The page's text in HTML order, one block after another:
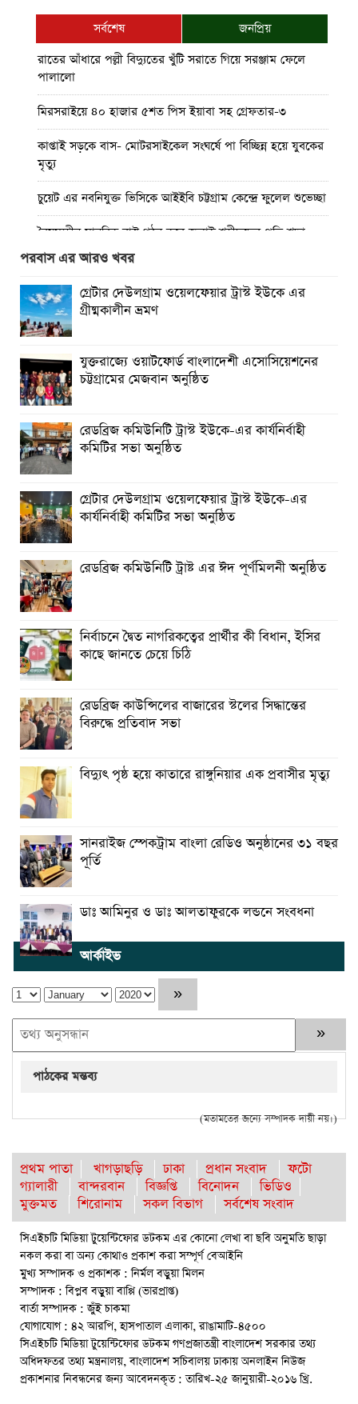
সর্বশেষ
জনপ্রিয়
রাতের আঁধারে পল্লী বিদ্যুতের খুঁটি সরাতে গিয়ে সরঞ্জাম ফেলে
পালালো
মিরসরাইয়ে ৪০ হাজার ৫শত পিস ইয়াবা সহ গ্রেফতার-৩
কাপ্তাই সড়কে বাস- মোটরসাইকেল সংঘর্ষে পা বিচ্ছিন্ন হয়ে যুবকের
মৃত্যু
চুয়েট এর নবনিযুক্ত ভিসিকে আইইবি চট্টগ্রাম কেন্দ্রে ফুলেল শুভেচ্ছা
বৈষম্যহীন মানবিক রাষ্ট্র গঠন করে জুলাই শহীদদের প্রতি শ্রদ্ধা
জানাতে হবে : জননেতা সাইফুল হক
তিন দিন পর ব্রহ্মপুত্র নদে নিখোঁজ সাইফুলের মরদেহ গফরগাঁও
থেকে উদ্ধার
ব্রহ্মপুত্র নদে নিখোঁজ কৃষকের সন্ধান মেলেনি
রাঙ্গুনিয়ায় জুলাই গণঅভ্যুত্থান দিবস পালিত
পার্বতীপুরে জুলাই গণঅভ্যুত্থান দিবস পালন
আত্রাইয়ে যথাযোগ্য মর্যাদায় ‘জুলাই গণঅভ্যুত্থান দিবস’ পালিত
পরবাস এর আরও খবর
গ্রেটার দেউলগ্রাম ওয়েলফেয়ার ট্রাস্ট ইউকে এর
গ্রীষ্মকালীন ভ্রমণ
যুক্তরাজ্যে ওয়াটফোর্ড বাংলাদেশী এসোসিয়েশনের
চট্টগ্রামের মেজবান অনুষ্ঠিত
রেডব্রিজ কমিউনিটি ট্রাস্ট ইউকে-এর কার্যনির্বাহী
কমিটির সভা অনুষ্ঠিত
গ্রেটার দেউলগ্রাম ওয়েলফেয়ার ট্রাস্ট ইউকে-এর
কার্যনির্বাহী কমিটির সভা অনুষ্ঠিত
রেডব্রিজ কমিউনিটি ট্রাষ্ট এর ঈদ পূর্ণমিলনী অনুষ্ঠিত
নির্বাচনে দ্বৈত নাগরিকত্বের প্রার্থীর কী বিধান, ইসির
কাছে জানতে চেয়ে চিঠি
রেডব্রিজ কাউন্সিলের বাজারের স্টলের সিদ্ধান্তের
বিরুদ্ধে প্রতিবাদ সভা
বিদ্যুৎ পৃষ্ঠ হয়ে কাতারে রাঙ্গুনিয়ার এক প্রবাসীর মৃত্যু
সানরাইজ স্পেকট্রাম বাংলা রেডিও অনুষ্ঠানের ৩১ বছর
পূর্তি
ডাঃ আমিনুর ও ডাঃ আলতাফুরকে লন্ডনে সংবধনা
আর্কাইভ
পাঠকের মন্তব্য
(মতামতের জন্যে সম্পাদক দায়ী নয়।)
প্রথম পাতা খাগড়াছড়ি ঢাকা প্রধান সংবাদ
ফটো
গ্যালারী
বান্দরবান বিজ্ঞপ্তি বিনোদন
ভিডিও
মুক্তমত
শিরোনাম সকল বিভাগ সর্বশেষ সংবাদ
সিএইচটি মিডিয়া টুয়েন্টিফোর ডটকম এর কোনো লেখা বা ছবি অনুমতি ছাড়া
নকল করা বা অন্য কোথাও প্রকাশ করা সম্পূর্ণ বেআইনি
মুখ্য সম্পাদক ও প্রকাশক : নির্মল বড়ুয়া মিলন
সম্পাদক : বিপ্লব বড়ুয়া বাপ্পি (ভারপ্রাপ্ত)
বার্তা সম্পাদক : জুঁই চাকমা
যোগাযোগ : ৪২ আরপি, হাসপাতাল এলাকা, রাঙামাটি-৪৫০০
সিএইচটি মিডিয়া টুয়েন্টিফোর ডটকম গণপ্রজাতন্ত্রী বাংলাদেশ সরকার তথ্য
অধিদফতর তথ্য মন্ত্রনালয়, বাংলাদেশ সচিবালয় ঢাকায় অনলাইন নিউজ
প্রকাশনার নিবন্ধনের জন্য আবেদনকৃত : তারিখ-২৫ জানুয়ারী-২০১৬ খ্রি.